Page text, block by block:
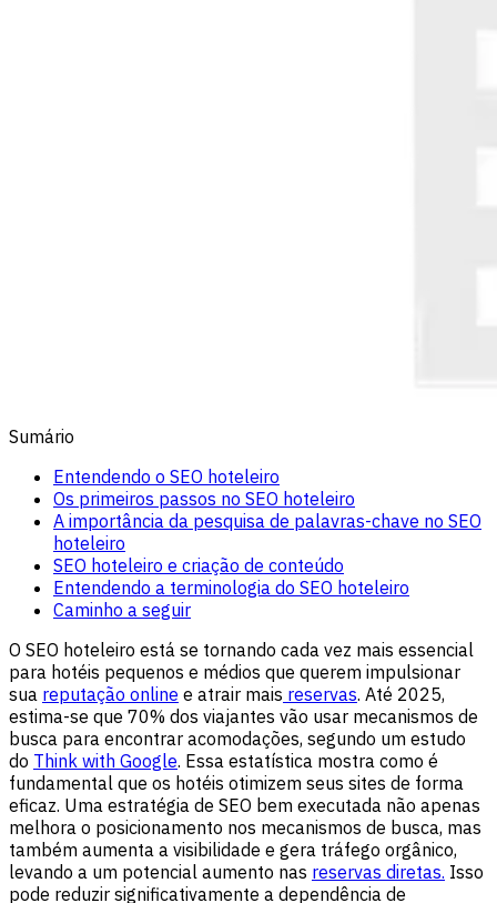
Sumário
Entendendo o SEO hoteleiro
Os primeiros passos no SEO hoteleiro
A importância da pesquisa de palavras-chave no SEO
hoteleiro
SEO hoteleiro e criação de conteúdo
Entendendo a terminologia do SEO hoteleiro
Caminho a seguir
O SEO hoteleiro está se tornando cada vez mais essencial
para hotéis pequenos e médios que querem impulsionar
sua reputação online e atrair mais reservas. Até 2025,
estima-se que 70% dos viajantes vão usar mecanismos de
busca para encontrar acomodações, segundo um estudo
do Think with Google. Essa estatística mostra como é
fundamental que os hotéis otimizem seus sites de forma
eficaz. Uma estratégia de SEO bem executada não apenas
melhora o posicionamento nos mecanismos de busca, mas
também aumenta a visibilidade e gera tráfego orgânico,
levando a um potencial aumento nas reservas diretas. Isso
pode reduzir significativamente a dependência de